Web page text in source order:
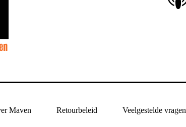
Maven Retourbeleid Veelgestelde vragen